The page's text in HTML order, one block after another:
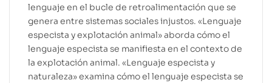
lenguaje en el bucle de retroalimentación que se
genera entre sistemas sociales injustos. «Lenguaje
especista y explotación animal» aborda cómo el
lenguaje especista se manifiesta en el contexto de
la explotación animal. «Lenguaje especista y
naturaleza» examina cómo el lenguaje especista se